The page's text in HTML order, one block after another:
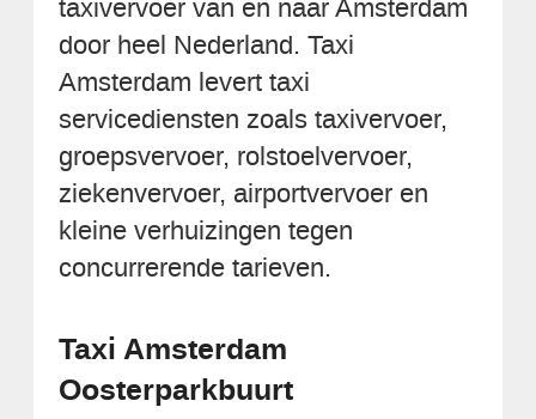
taxivervoer van en naar Amsterdam
door heel Nederland. Taxi
Amsterdam levert taxi
servicediensten zoals taxivervoer,
groepsvervoer, rolstoelvervoer,
ziekenvervoer, airportvervoer en
kleine verhuizingen tegen
concurrerende tarieven.
Taxi Amsterdam
Oosterparkbuurt